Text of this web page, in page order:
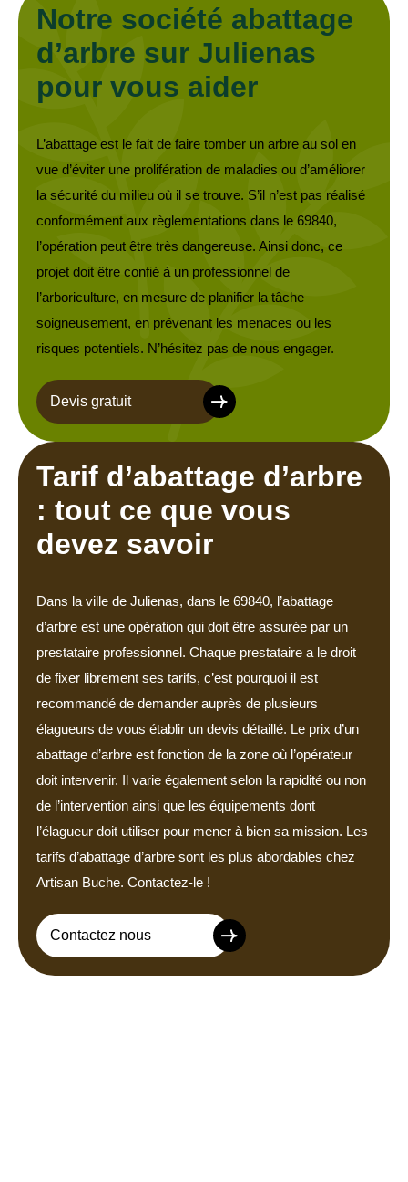
Notre société abattage
d’arbre sur Julienas
pour vous aider
L’abattage est le fait de faire tomber un arbre au sol en
vue d’éviter une prolifération de maladies ou d’améliorer
la sécurité du milieu où il se trouve. S’il n’est pas réalisé
conformément aux règlementations dans le 69840,
l’opération peut être très dangereuse. Ainsi donc, ce
projet doit être confié à un professionnel de
l’arboriculture, en mesure de planifier la tâche
soigneusement, en prévenant les menaces ou les
risques potentiels. N’hésitez pas de nous engager.
Devis gratuit
Tarif d’abattage d’arbre
: tout ce que vous
devez savoir
Dans la ville de Julienas, dans le 69840, l’abattage
d’arbre est une opération qui doit être assurée par un
prestataire professionnel. Chaque prestataire a le droit
de fixer librement ses tarifs, c’est pourquoi il est
recommandé de demander auprès de plusieurs
élagueurs de vous établir un devis détaillé. Le prix d’un
abattage d’arbre est fonction de la zone où l’opérateur
doit intervenir. Il varie également selon la rapidité ou non
de l’intervention ainsi que les équipements dont
l’élagueur doit utiliser pour mener à bien sa mission. Les
tarifs d’abattage d’arbre sont les plus abordables chez
Artisan Buche. Contactez-le !
Contactez nous